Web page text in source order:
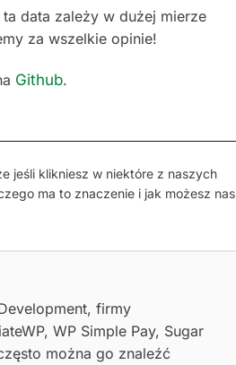
data zależy w dużej mierze
za wszelkie opinie!
Github.
jeśli klikniesz w niektóre z naszych
ma to znaczenie i jak możesz nas
firmy
WP Simple Pay, Sugar
można go znaleźć